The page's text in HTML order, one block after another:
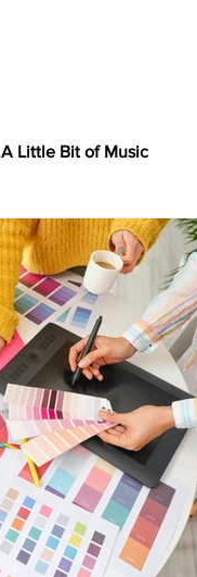
A Little Bit of Music